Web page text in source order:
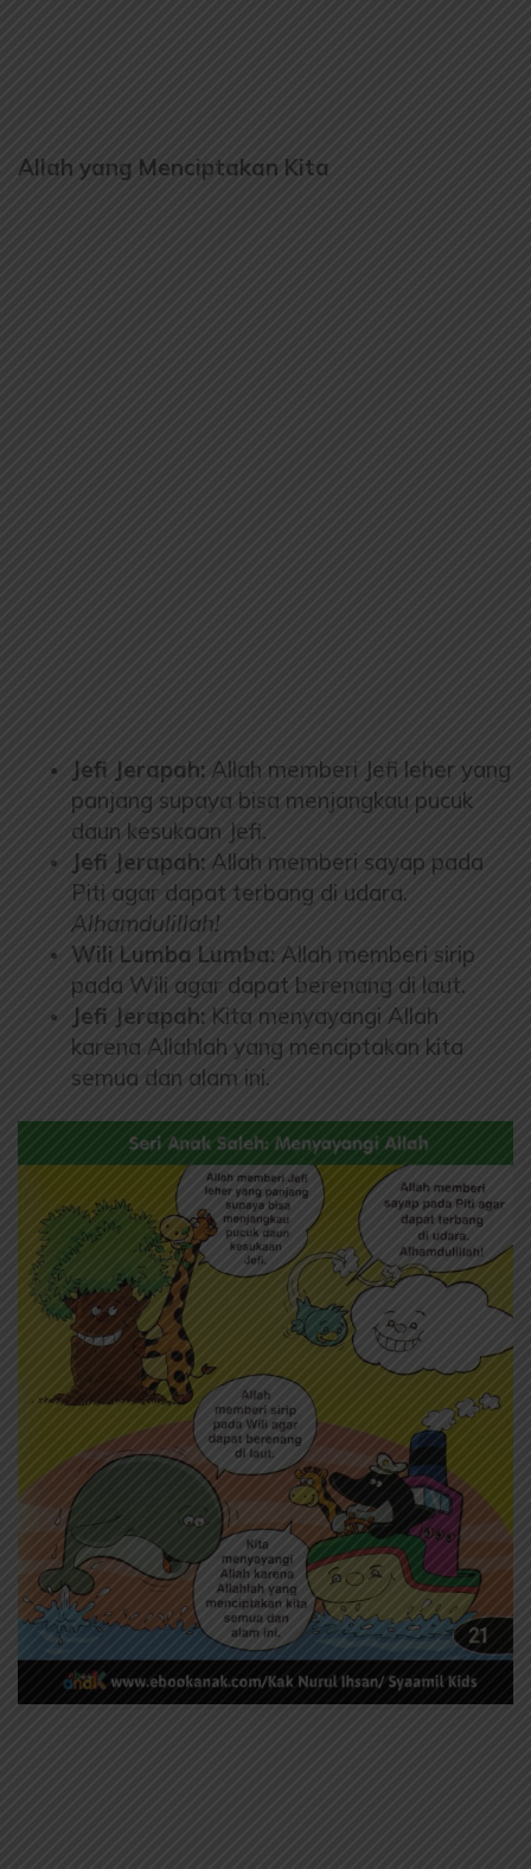
Allah yang Menciptakan Kita
Jefi Jerapah: Allah memberi Jefi leher yang
panjang supaya bisa menjangkau pucuk
daun kesukaan Jefi.
Jefi Jerapah: Allah memberi sayap pada
Piti agar dapat terbang di udara.
Alhamdulillah!
Wili Lumba Lumba: Allah memberi sirip
pada Wili agar dapat berenang di laut.
Jefi Jerapah: Kita menyayangi Allah
karena Allahlah yang menciptakan kita
semua dan alam ini.